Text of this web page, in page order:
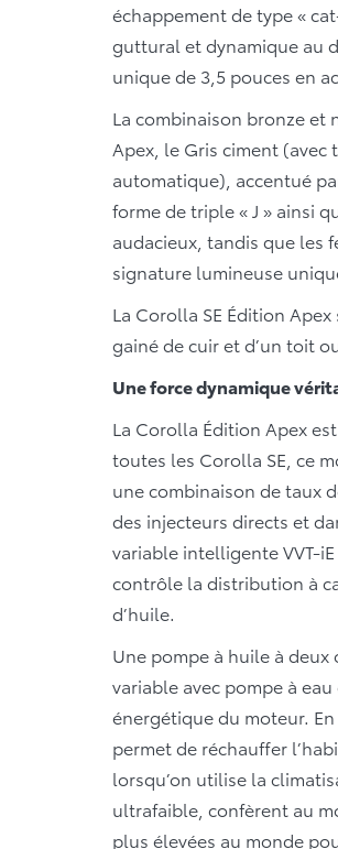
échappement de type «
guttural et dynamique au
unique de 3,5 pouces en
La combinaison bronze et
Apex, le Gris ciment
automatique), accentué
forme de triple « J » ainsi
audacieux, tandis que les
signature lumineuse
La Corolla SE Édition
gainé de cuir et d’un toit
Une force dynamique
La Corolla Édition Apex
toutes les Corolla SE, ce
une combinaison de taux
des injecteurs directs et
variable intelligente VVT-
contrôle la distribution à
d’huile.
Une pompe à huile à
variable avec pompe à
énergétique du moteur.
permet de réchauffer
lorsqu’on utilise la
ultrafaible, confèrent au
plus élevées au monde